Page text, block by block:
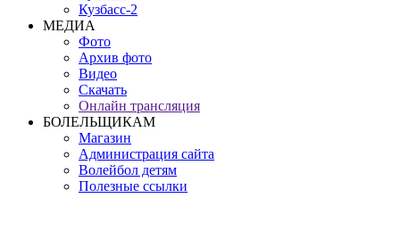
Кузбасс-2
МЕДИА
Фото
Архив фото
Видео
Скачать
Онлайн трансляция
БОЛЕЛЬЩИКАМ
Магазин
Администрация сайта
Волейбол детям
Полезные ссылки